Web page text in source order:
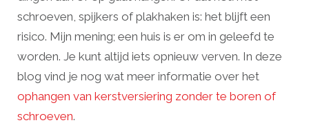
schroeven, spijkers of plakhaken is: het blijft een
risico. Mijn mening; een huis is er om in geleefd te
worden. Je kunt altijd iets opnieuw verven. In deze
blog vind je nog wat meer informatie over het
ophangen van kerstversiering zonder te boren of
schroeven.